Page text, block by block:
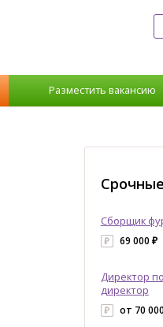
Разместить вакансию
Сборщик
69 000 ₽
Директор
директор
от 70